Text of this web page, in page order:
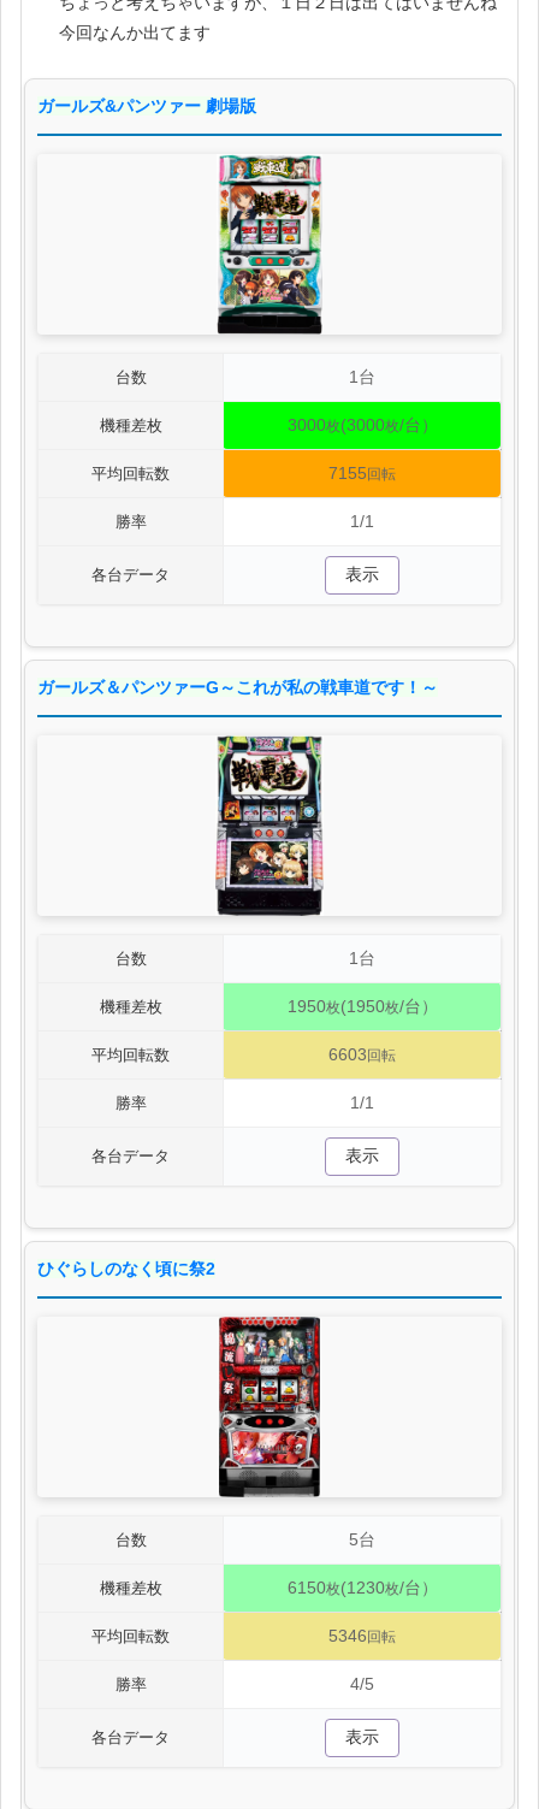
今回なんか出てます
ガールズ&パンツァー 劇場版
台数 1台
機種差枚 3000枚(3000枚/台）
平均回転数 7155 回転
勝率 1/1
各台データ 表示
ガールズ＆パンツァーG～これが私の戦車道です！～
台数 1台
機種差枚 1950枚(1950枚/台）
平均回転数 6603 回転
勝率 1/1
各台データ 表示
ひぐらしのなく頃に祭2
台数 5台
機種差枚 6150枚(1230枚/台）
平均回転数 5346 回転
勝率 4/5
各台データ 表示